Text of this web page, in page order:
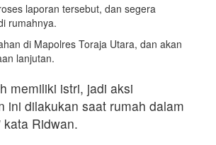
laporan tersebut, dan segera
rumahnya.
di Mapolres Toraja Utara, dan akan
lanjutan.
memiliki istri, jadi aksi
ini dilakukan saat rumah dalam
kata Ridwan.